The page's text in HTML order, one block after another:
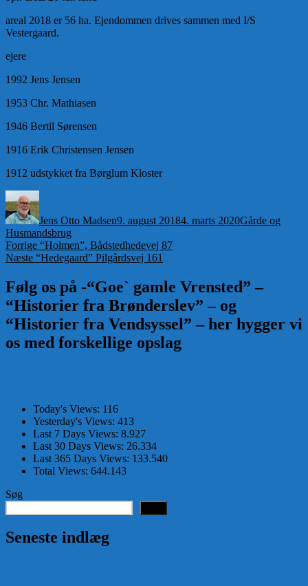
areal 2018 er 56 ha. Ejendommen drives sammen med I/S
Vestergaard.
ejere
1992 Jens Jensen
1953 Chr. Mathiasen
1946 Bertil Sørensen
1916 Erik Christensen Jensen
1912 udstykket fra Børglum Kloster
Jens Otto Madsen9. august 20184. marts 2020Gårde og
Husmandsbrug
Indlægsnavigation
Forrige Forrige
indlæg:
“Holmen”, Bådstedhedevej 87
Næste Næste
“Hedegaard” Pilgårdsvej 161
Følg os på -“Goe` gamle Vrensted” –
“Historier fra Brønderslev” – og
“Historier fra Vendsyssel” – her hygger vi
os med forskellige opslag
Today's Views: 116
Yesterday's Views: 413
Last 7 Days Views: 8.927
Last 30 Days Views: 26.334
Last 365 Days Views: 133.540
Total Views: 644.143
Søg
Seneste indlæg